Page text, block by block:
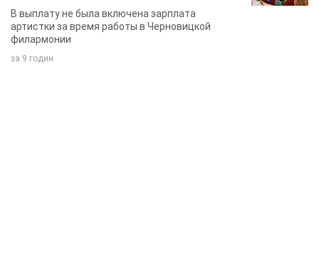
певица
В выплату не была включена зарплата
артистки за время работы в Черновицкой
филармонии
за 9 годин